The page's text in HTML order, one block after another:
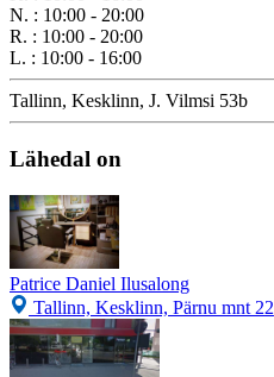
N. : 10:00 - 20:00
R. : 10:00 - 20:00
L. : 10:00 - 16:00
Tallinn, Kesklinn, J. Vilmsi 53b
Lähedal on
Patrice Daniel Ilusalong
Tallinn, Kesklinn, Pärnu mnt 22